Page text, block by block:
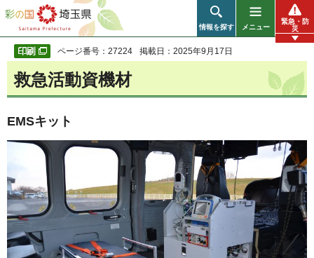
彩の国 埼玉県
情報を探す メニュー
緊急・防
災
ページ番号：27224 掲載日：2025年9月17日
救急活動資機材
EMSキット